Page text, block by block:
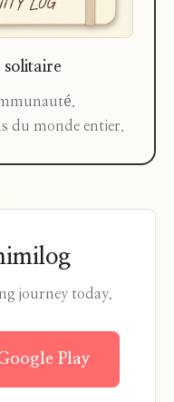
du monde entier.
journey today.
Play